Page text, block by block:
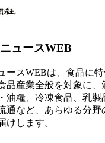
ュースWEB
ースWEBは、食品に特
品産業全般を対象に、
油糧、冷凍食品、乳製
通など、あらゆる分野
けします。